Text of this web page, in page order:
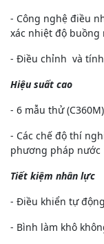
- Công nghệ điều
xác nhiệt độ
- Điều chỉnh và
Hiệu suất cao
- 6 mẫu thử
- Các chế độ thí
phương pháp nước
Tiết kiệm nhân lực
- Điều khiển tự
- Bình làm khô